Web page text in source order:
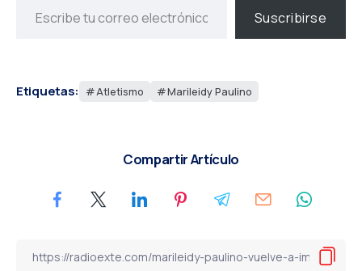
Suscribirse
Etiquetas: Atletismo Marileidy Paulino
Compartir Artículo